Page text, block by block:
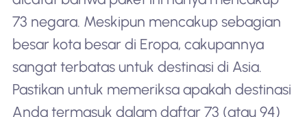
73 negara. Meskipun mencakup sebagian
besar kota besar di Eropa, cakupannya
sangat terbatas untuk destinasi di Asia.
Pastikan untuk memeriksa apakah destinasi
Anda termasuk dalam daftar 73 (atau 94)